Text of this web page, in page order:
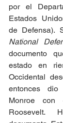
por el
Estados
de Defensa).
National
documento
estado en
Occidental
entonces
Monroe con